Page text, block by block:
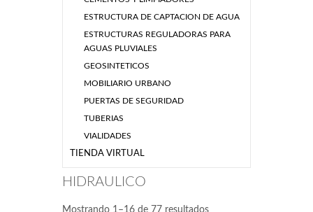
ESTRUCTURA DE CAPTACION DE AGUA
ESTRUCTURAS REGULADORAS PARA
AGUAS PLUVIALES
GEOSINTETICOS
MOBILIARIO URBANO
PUERTAS DE SEGURIDAD
TUBERIAS
VIALIDADES
TIENDA VIRTUAL
HIDRAULICO
Mostrando 1–16 de 77 resultados